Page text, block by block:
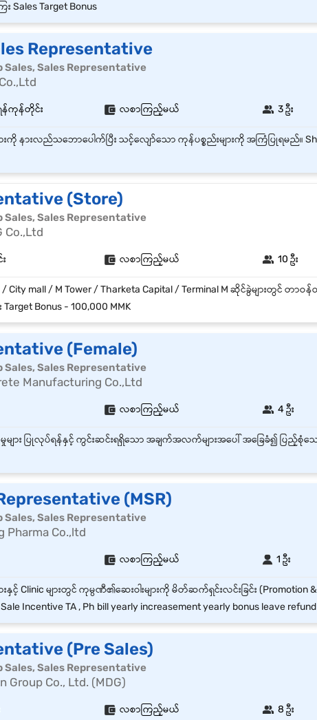
Sales Target Bonus
Representative
Sales, Sales Representative
န်ကုန်တိုင်း လစာကြည့်မယ် 3 ဦး
(Store)
Sales, Sales Representative
Co.,Ltd
လစာကြည့်မယ် 10 ဦး
Target Bonus - 100,000 MMK
(Female)
Sales, Sales Representative
Manufacturing Co.,Ltd
လစာကြည့်မယ် 4 ဦး
(MSR)
Sales, Sales Representative
Pharma Co.,ltd
လစာကြည့်မယ် 1 ဦး
Sale Incentive TA , Ph bill yearly increasement yearly bonus leave refund
(Pre Sales)
Sales, Sales Representative
Group Co., Ltd. (MDG)
လစာကြည့်မယ် 8 ဦး